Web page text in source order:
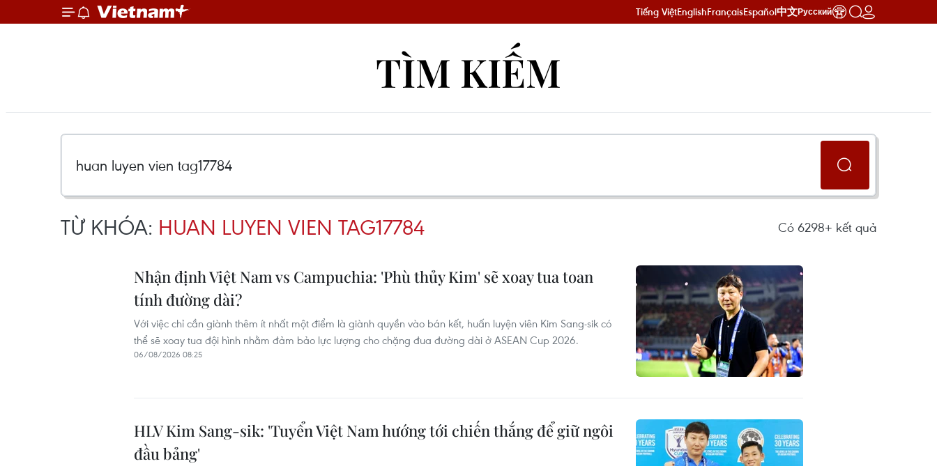
Tiếng ViệtEnglishFrançaisEspañol中文Русский
TÌM KIẾM
TỪ KHÓA: HUAN LUYEN VIEN TAG17784 Có 6298+ kết quả
Nhận định Việt Nam vs Campuchia: 'Phù thủy Kim' sẽ xoay tua toan
tính đường dài?
Với việc chỉ cần giành thêm ít nhất một điểm là giành quyền vào bán kết, huấn luyện viên Kim Sang-sik có
thể sẽ xoay tua đội hình nhằm đảm bảo lực lượng cho chặng đua đường dài ở ASEAN Cup 2026.
06/08/2026 08:25
HLV Kim Sang-sik: 'Tuyển Việt Nam hướng tới chiến thắng để giữ ngôi
đầu bảng'